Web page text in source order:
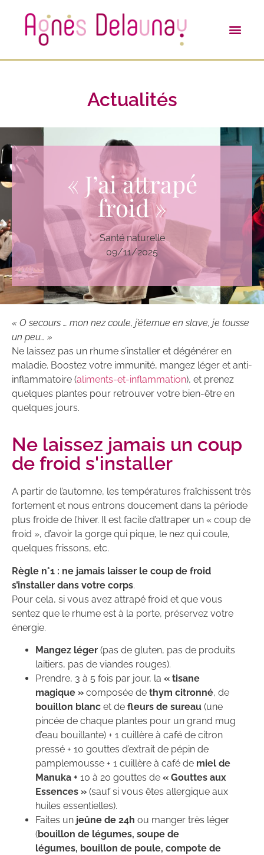
Actualités
« J’ai attrapé
froid »
Santé naturelle
09/11/2025
« O secours … mon nez coule, j’éternue en slave, je tousse
un peu… »
Ne laissez pas un rhume s’installer et dégénérer en
maladie. Boostez votre immunité, mangez léger et anti-
inflammatoire (aliments-et-inflammation), et prenez
quelques plantes pour retrouver votre bien-être en
quelques jours.
Ne laissez jamais un coup
de froid s'installer
A partir de l’automne, les températures fraîchissent très
fortement et nous entrons doucement dans la période
plus froide de l’hiver. Il est facile d’attraper un « coup de
froid », d’avoir la gorge qui pique, le nez qui coule,
quelques frissons, etc.
Règle n°1 : ne jamais laisser le coup de froid
s’installer dans votre corps.
Pour cela, si vous avez attrapé froid et que vous
sentez que le rhume est à la porte, préservez votre
énergie.
Mangez léger (pas de gluten, pas de produits
laitiers, pas de viandes rouges).
Prendre, 3 à 5 fois par jour, la « tisane
magique » composée de thym citronné, de
bouillon blanc et de fleurs de sureau (une
pincée de chaque plantes pour un grand mug
d’eau bouillante) + 1 cuillère à café de citron
pressé + 10 gouttes d’extrait de pépin de
pamplemousse + 1 cuillère à café de miel de
Manuka + 10 à 20 gouttes de « Gouttes aux
Essences » (sauf si vous êtes allergique aux
huiles essentielles).
Faites un jeûne de 24h ou manger très léger
(bouillon de légumes, soupe de
légumes, bouillon de poule, compote de